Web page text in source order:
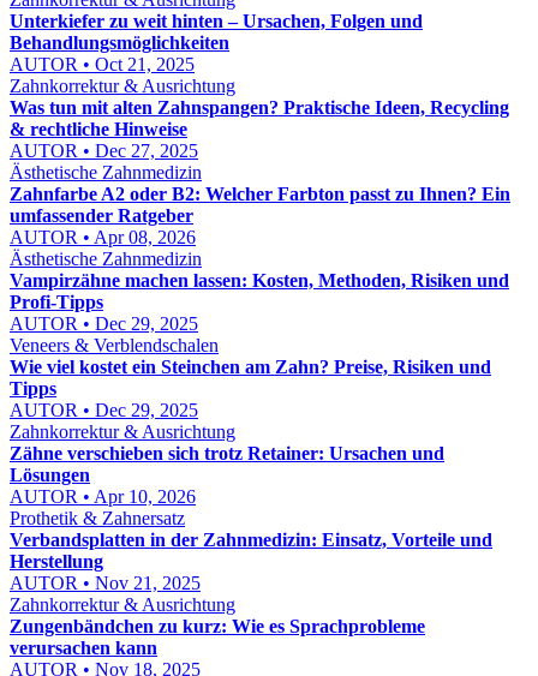
Unterkiefer zu weit hinten – Ursachen, Folgen und
Behandlungsmöglichkeiten
AUTOR • Oct 21, 2025
Zahnkorrektur & Ausrichtung
Was tun mit alten Zahnspangen? Praktische Ideen, Recycling
& rechtliche Hinweise
AUTOR • Dec 27, 2025
Ästhetische Zahnmedizin
Zahnfarbe A2 oder B2: Welcher Farbton passt zu Ihnen? Ein
umfassender Ratgeber
AUTOR • Apr 08, 2026
Ästhetische Zahnmedizin
Vampirzähne machen lassen: Kosten, Methoden, Risiken und
Profi-Tipps
AUTOR • Dec 29, 2025
Veneers & Verblendschalen
Wie viel kostet ein Steinchen am Zahn? Preise, Risiken und
Tipps
AUTOR • Dec 29, 2025
Zahnkorrektur & Ausrichtung
Zähne verschieben sich trotz Retainer: Ursachen und
Lösungen
AUTOR • Apr 10, 2026
Prothetik & Zahnersatz
Verbandsplatten in der Zahnmedizin: Einsatz, Vorteile und
Herstellung
AUTOR • Nov 21, 2025
Zahnkorrektur & Ausrichtung
Zungenbändchen zu kurz: Wie es Sprachprobleme
verursachen kann
AUTOR • Nov 18, 2025